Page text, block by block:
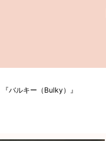
『バルキー（Bulky）』